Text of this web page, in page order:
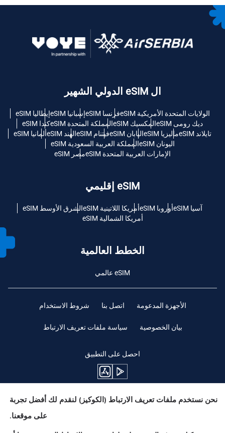
ال eSIM الدولي الشهير
الولايات المتحدة الأمريكية eSIM فرنسا eSIM إسبانيا eSIM
إيطاليا eSIM
ديك رومى eSIM
المكسيك eSIM المملكة المتحدة eSIM
كندا eSIM
تايلاند eSIM
ماليزيا eSIM اليابان eSIM فيتنام eSIM الهند eSIM
ألمانيا eSIM
اليونان eSIM
المملكة العربية السعودية eSIM
الإمارات العربية المتحدة eSIM
مصر eSIM
eSIM إقليمي
آسيا eSIM أوروبا eSIM أمريكا اللاتينية eSIM
الشرق الأوسط eSIM
أمريكا الشمالية eSIM
الخطط العالمية
eSIM عالمي
الأجهزة المدعومة اتصل بنا شروط الاستخدام
بيان الخصوصية سياسة ملفات تعريف الارتباط
احصل على التطبيق
ابقوا متابعين
نحن نستخدم ملفات تعريف الارتباط (الكوكيز) لنقدم لك أفضل تجربة
على موقعنا.